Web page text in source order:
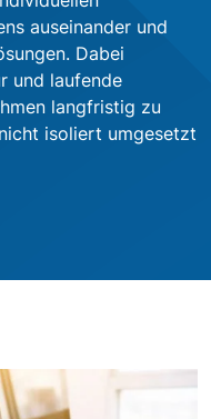
auseinander und
Dabei
und laufende
langfristig zu
isoliert umgesetzt